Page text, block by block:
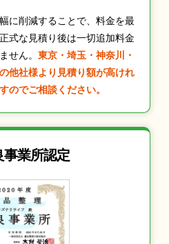
に削減することで、料金を最
式な見積り後は一切追加料金
せん。 東京・埼玉・神奈川・
他社様より見積り額が高けれ
のでご相談ください。
事業所認定